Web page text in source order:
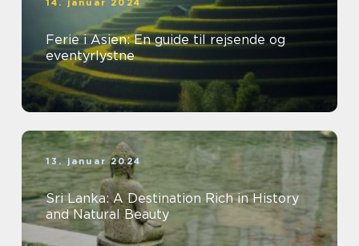
14. januar 2024
Ferie i Asien: En guide til rejsende og
eventyrlystne
13. januar 2024
Sri Lanka: A Destination Rich in History
and Natural Beauty